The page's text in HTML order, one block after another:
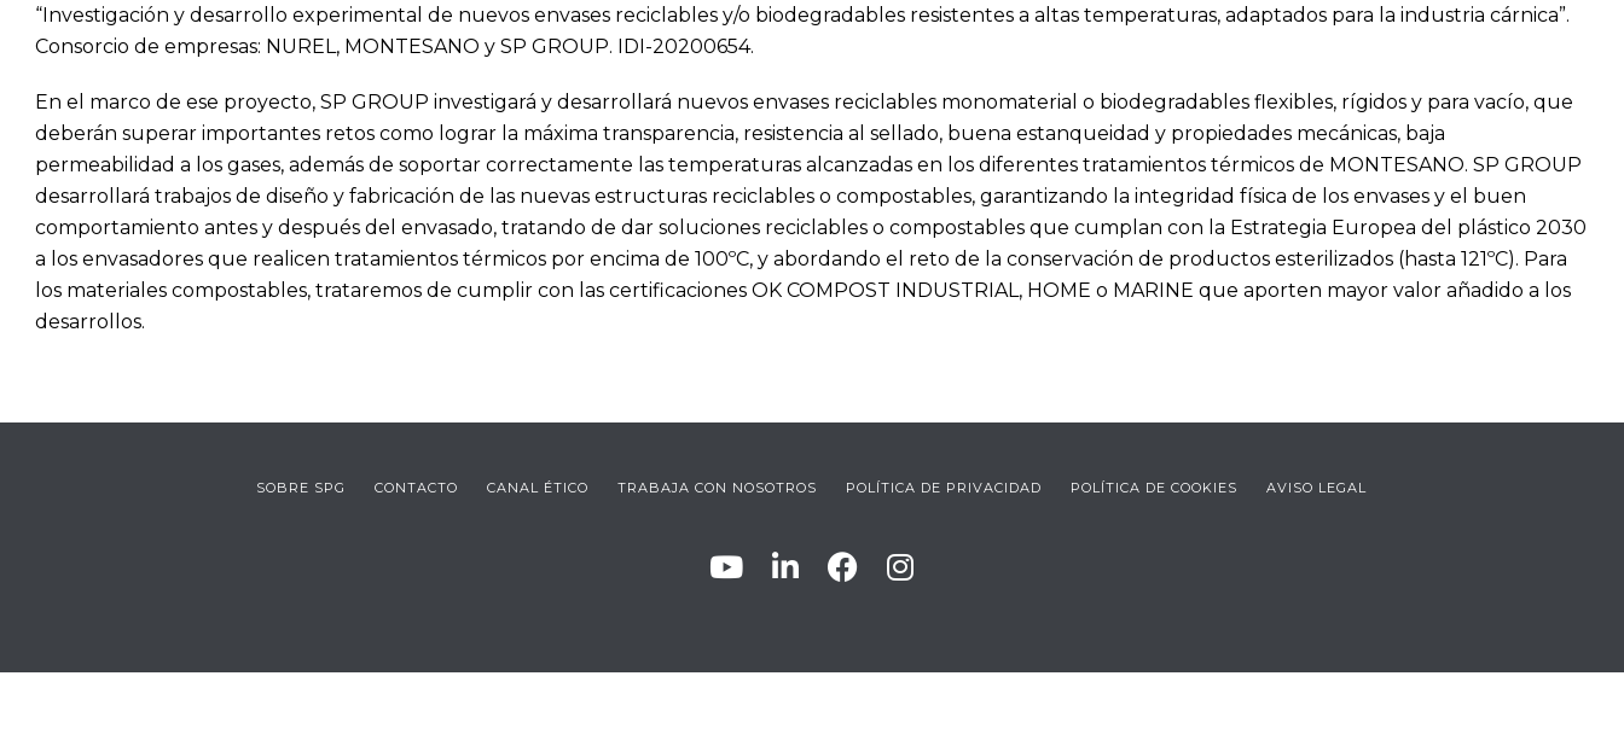
“Investigación y desarrollo experimental de nuevos envases reciclables y/o biodegradables resistentes a altas temperaturas, adaptados para la industria cárnica”.
Consorcio de empresas: NUREL, MONTESANO y SP GROUP. IDI-20200654.
En el marco de ese proyecto, SP GROUP investigará y desarrollará nuevos envases reciclables monomaterial o biodegradables flexibles, rígidos y para vacío, que
deberán superar importantes retos como lograr la máxima transparencia, resistencia al sellado, buena estanqueidad y propiedades mecánicas, baja
permeabilidad a los gases, además de soportar correctamente las temperaturas alcanzadas en los diferentes tratamientos térmicos de MONTESANO. SP GROUP
desarrollará trabajos de diseño y fabricación de las nuevas estructuras reciclables o compostables, garantizando la integridad física de los envases y el buen
comportamiento antes y después del envasado, tratando de dar soluciones reciclables o compostables que cumplan con la Estrategia Europea del plástico 2030
a los envasadores que realicen tratamientos térmicos por encima de 100ºC, y abordando el reto de la conservación de productos esterilizados (hasta 121ºC). Para
los materiales compostables, trataremos de cumplir con las certificaciones OK COMPOST INDUSTRIAL, HOME o MARINE que aporten mayor valor añadido a los
desarrollos.
SOBRE SPG CONTACTO CANAL ÉTICO TRABAJA CON NOSOTROS POLÍTICA DE PRIVACIDAD POLÍTICA DE COOKIES AVISO LEGAL